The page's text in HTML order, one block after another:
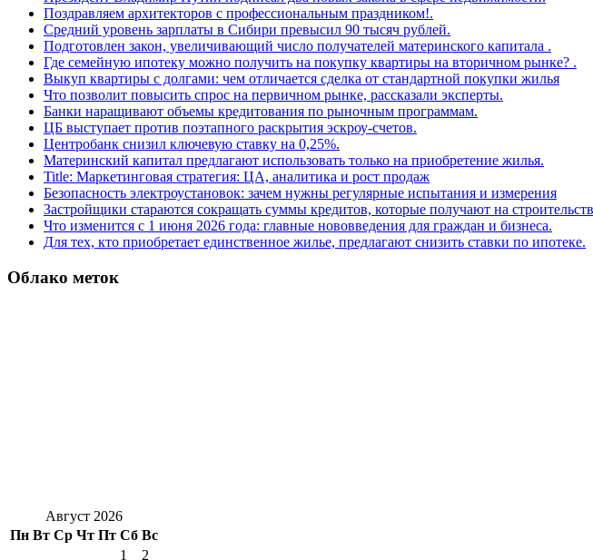
Поздравляем архитекторов с профессиональным праздником!.
Средний уровень зарплаты в Сибири превысил 90 тысяч рублей.
Подготовлен закон, увеличивающий число получателей материнского капитала .
Где семейную ипотеку можно получить на покупку квартиры на вторичном рынке? .
Выкуп квартиры с долгами: чем отличается сделка от стандартной покупки жилья
Что позволит повысить спрос на первичном рынке, рассказали эксперты.
Банки наращивают объемы кредитования по рыночным программам.
ЦБ выступает против поэтапного раскрытия эскроу-счетов.
Центробанк снизил ключевую ставку на 0,25%.
Материнский капитал предлагают использовать только на приобретение жилья.
Title: Маркетинговая стратегия: ЦА, аналитика и рост продаж
Безопасность электроустановок: зачем нужны регулярные испытания и измерения
Застройщики стараются сокращать суммы кредитов, которые получают на
Что изменится с 1 июня 2026 года: главные нововведения для граждан и бизнеса.
Для тех, кто приобретает единственное жилье, предлагают снизить ставки по ипотеке.
Облако меток
Август 2026
Пн Вт Ср Чт Пт Сб Вс
1
2